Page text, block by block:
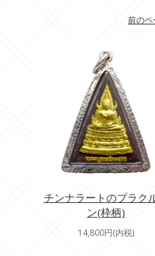
前の
チンナラートのプラク
ン(枠柄)
14,800円(内税)